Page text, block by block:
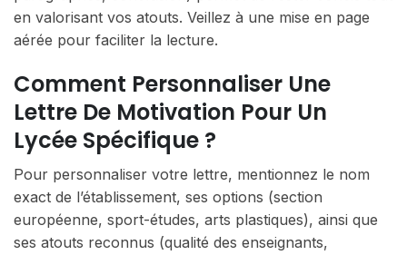
en valorisant vos atouts. Veillez à une mise en page
aérée pour faciliter la lecture.
Comment Personnaliser Une
Lettre De Motivation Pour Un
Lycée Spécifique ?
Pour personnaliser votre lettre, mentionnez le nom
exact de l’établissement, ses options (section
européenne, sport-études, arts plastiques), ainsi que
ses atouts reconnus (qualité des enseignants,